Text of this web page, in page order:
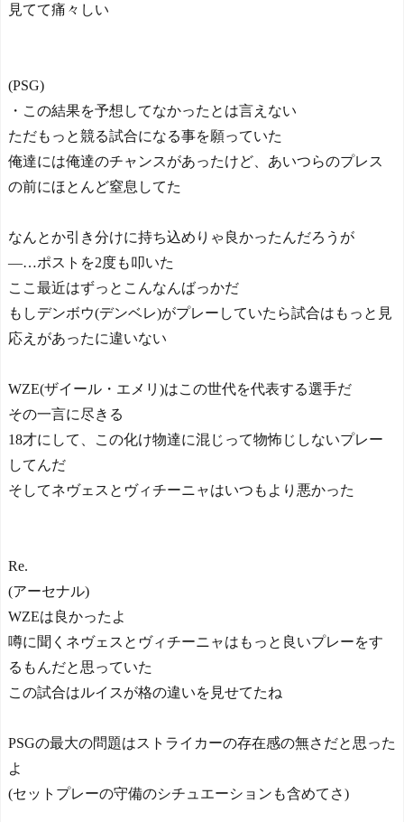
見てて痛々しい
(PSG)
・この結果を予想してなかったとは言えない
ただもっと競る試合になる事を願っていた
俺達には俺達のチャンスがあったけど、あいつらのプレス
の前にほとんど窒息してた
なんとか引き分けに持ち込めりゃ良かったんだろうが
―…ポストを2度も叩いた
ここ最近はずっとこんなんばっかだ
もしデンボウ(デンベレ)がプレーしていたら試合はもっと見
応えがあったに違いない
WZE(ザイール・エメリ)はこの世代を代表する選手だ
その一言に尽きる
18才にして、この化け物達に混じって物怖じしないプレー
してんだ
そしてネヴェスとヴィチーニャはいつもより悪かった
Re.
(アーセナル)
WZEは良かったよ
噂に聞くネヴェスとヴィチーニャはもっと良いプレーをす
るもんだと思っていた
この試合はルイスが格の違いを見せてたね
PSGの最大の問題はストライカーの存在感の無さだと思った
よ
(セットプレーの守備のシチュエーションも含めてさ)